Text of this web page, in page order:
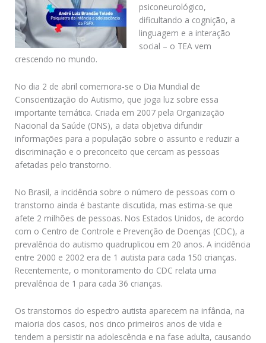
psiconeurológico,
dificultando a cognição, a
linguagem e a interação
social – o TEA vem
crescendo no mundo.
No dia 2 de abril comemora-se o Dia Mundial de
Conscientização do Autismo, que joga luz sobre essa
importante temática. Criada em 2007 pela Organização
Nacional da Saúde (ONS), a data objetiva difundir
informações para a população sobre o assunto e reduzir a
discriminação e o preconceito que cercam as pessoas
afetadas pelo transtorno.
No Brasil, a incidência sobre o número de pessoas com o
transtorno ainda é bastante discutida, mas estima-se que
afete 2 milhões de pessoas. Nos Estados Unidos, de acordo
com o Centro de Controle e Prevenção de Doenças (CDC), a
prevalência do autismo quadruplicou em 20 anos. A incidência
entre 2000 e 2002 era de 1 autista para cada 150 crianças.
Recentemente, o monitoramento do CDC relata uma
prevalência de 1 para cada 36 crianças.
Os transtornos do espectro autista aparecem na infância, na
maioria dos casos, nos cinco primeiros anos de vida e
tendem a persistir na adolescência e na fase adulta, causando